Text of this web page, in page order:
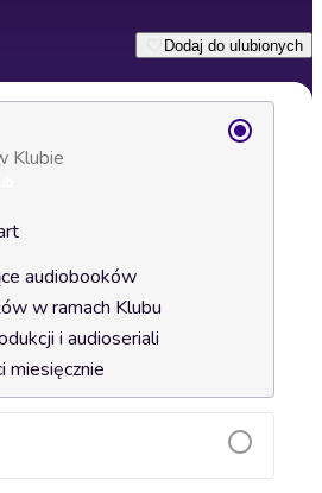
Dodaj do ulubionych
Klubie
audiobooków
w ramach Klubu
i audioseriali
do koszyka